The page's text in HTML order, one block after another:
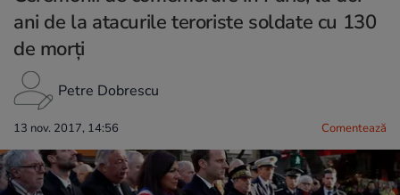
ani de la atacurile teroriste soldate cu 130
de morți
Petre Dobrescu
13 nov. 2017, 14:56 Comentează